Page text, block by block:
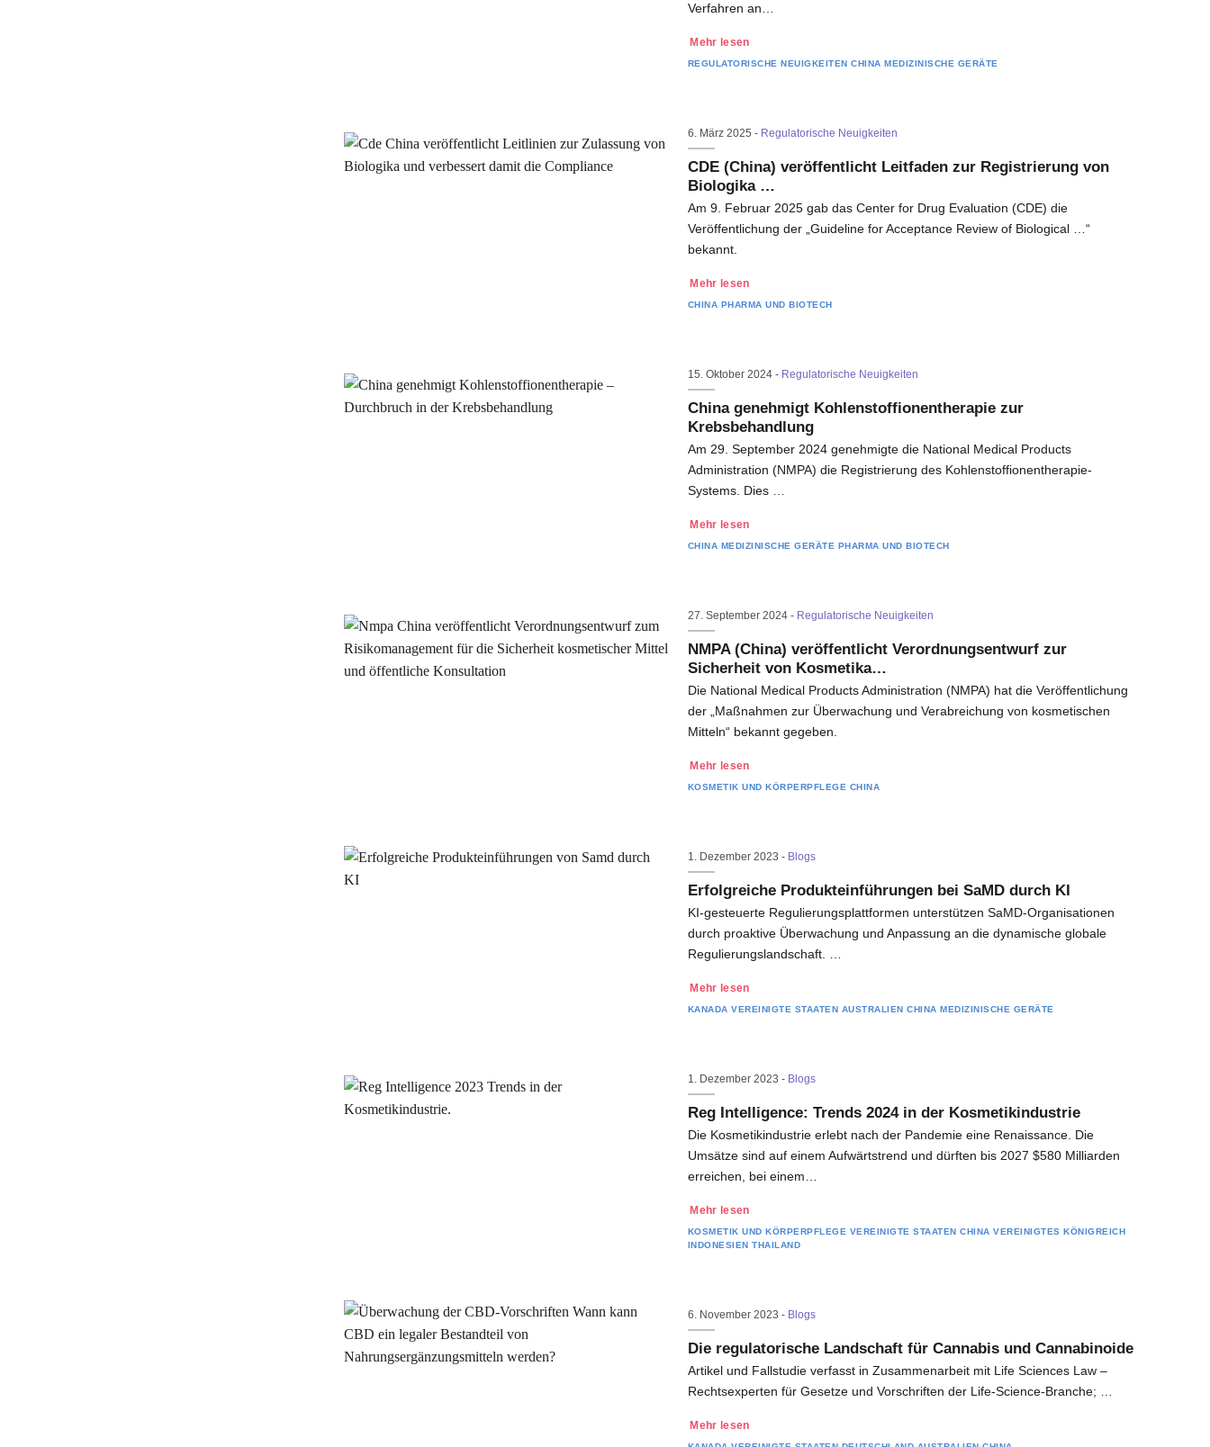
Verfahren an…
Mehr lesen
REGULATORISCHE NEUIGKEITEN CHINA MEDIZINISCHE GERÄTE
6. März 2025 - Regulatorische Neuigkeiten
CDE (China) veröffentlicht Leitfaden zur Registrierung von
Biologika …
Am 9. Februar 2025 gab das Center for Drug Evaluation (CDE) die
Veröffentlichung der „Guideline for Acceptance Review of Biological …“
bekannt.
Mehr lesen
CHINA PHARMA UND BIOTECH
15. Oktober 2024 - Regulatorische Neuigkeiten
China genehmigt Kohlenstoffionentherapie zur
Krebsbehandlung
Am 29. September 2024 genehmigte die National Medical Products
Administration (NMPA) die Registrierung des Kohlenstoffionentherapie-
Systems. Dies …
Mehr lesen
CHINA MEDIZINISCHE GERÄTE PHARMA UND BIOTECH
27. September 2024 - Regulatorische Neuigkeiten
NMPA (China) veröffentlicht Verordnungsentwurf zur
Sicherheit von Kosmetika…
Die National Medical Products Administration (NMPA) hat die Veröffentlichung
der „Maßnahmen zur Überwachung und Verabreichung von kosmetischen
Mitteln“ bekannt gegeben.
Mehr lesen
KOSMETIK UND KÖRPERPFLEGE CHINA
1. Dezember 2023 - Blogs
Erfolgreiche Produkteinführungen bei SaMD durch KI
KI-gesteuerte Regulierungsplattformen unterstützen SaMD-Organisationen
durch proaktive Überwachung und Anpassung an die dynamische globale
Regulierungslandschaft. …
Mehr lesen
KANADA VEREINIGTE STAATEN AUSTRALIEN CHINA MEDIZINISCHE GERÄTE
1. Dezember 2023 - Blogs
Reg Intelligence: Trends 2024 in der Kosmetikindustrie
Die Kosmetikindustrie erlebt nach der Pandemie eine Renaissance. Die
Umsätze sind auf einem Aufwärtstrend und dürften bis 2027 $580 Milliarden
erreichen, bei einem…
Mehr lesen
KOSMETIK UND KÖRPERPFLEGE VEREINIGTE STAATEN CHINA VEREINIGTES KÖNIGREICH
INDONESIEN THAILAND
6. November 2023 - Blogs
Die regulatorische Landschaft für Cannabis und Cannabinoide
Artikel und Fallstudie verfasst in Zusammenarbeit mit Life Sciences Law –
Rechtsexperten für Gesetze und Vorschriften der Life-Science-Branche; …
Mehr lesen